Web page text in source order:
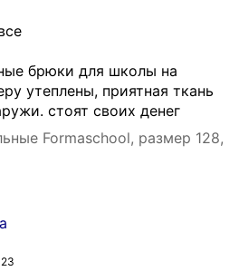
брюки для школы на
утеплены, приятная ткань
стоят своих денег
Formaschool, размер 128,